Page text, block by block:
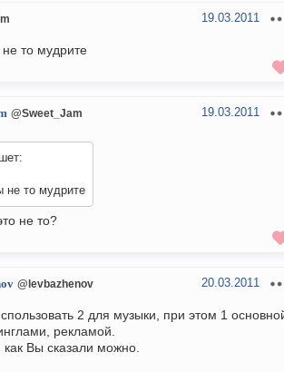
19.03.2011
то мудрите
@Sweet_Jam 19.03.2011
не то мудрите
не то?
@levbazhenov 20.03.2011
2 для музыки, при этом 1
рекламой.
Вы сказали можно.